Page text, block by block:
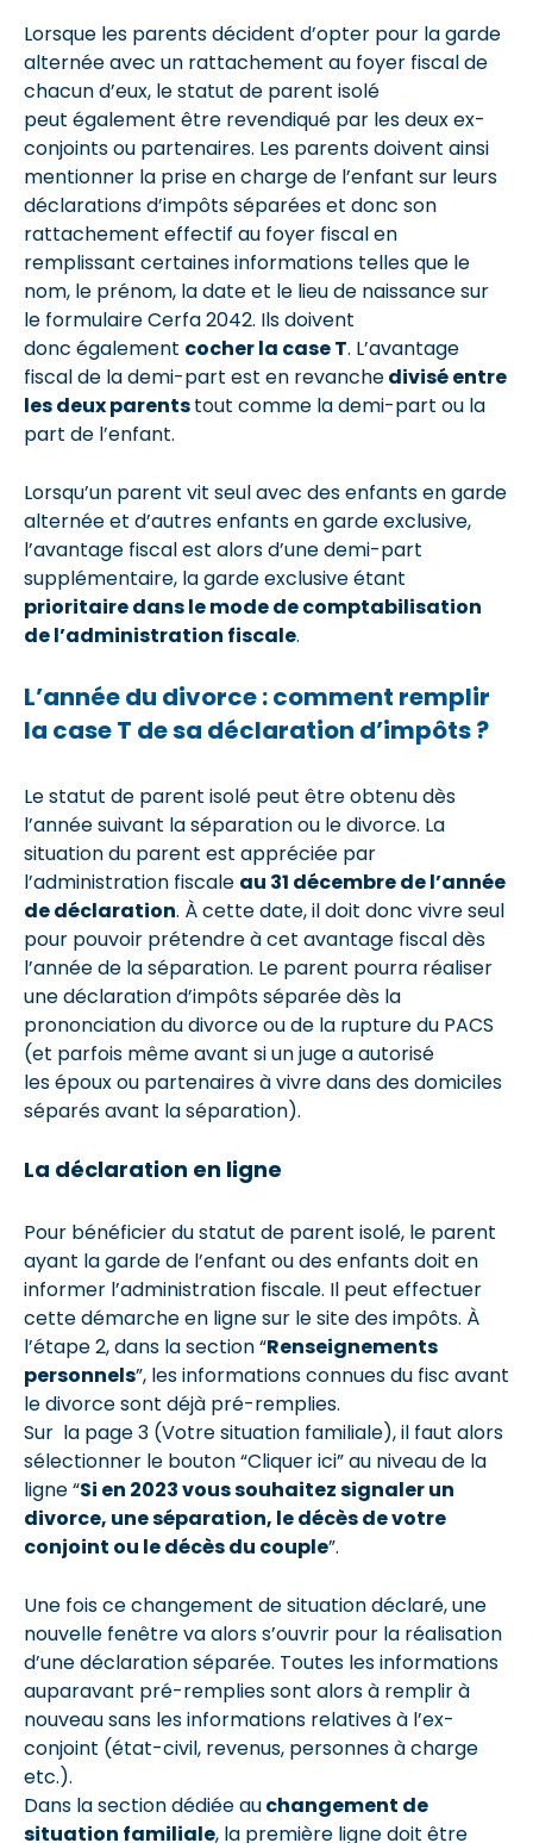
Lorsque les parents décident d’opter pour la garde
alternée avec un rattachement au foyer fiscal de
chacun d’eux, le statut de parent isolé
peut également être revendiqué par les deux ex-
conjoints ou partenaires. Les parents doivent ainsi
mentionner la prise en charge de l’enfant sur leurs
déclarations d’impôts séparées et donc son
rattachement effectif au foyer fiscal en
remplissant certaines informations telles que le
nom, le prénom, la date et le lieu de naissance sur
le formulaire Cerfa 2042. Ils doivent
donc également cocher la case T. L’avantage
fiscal de la demi-part est en revanchedivisé entre
les deux parentstout comme la demi-part ou la
part de l’enfant.
Lorsqu’un parent vit seul avec des enfants en garde
alternée et d’autres enfants en garde exclusive,
l’avantage fiscal est alors d’une demi-part
supplémentaire, la garde exclusive étant
prioritaire dans le mode de comptabilisation
de l’administration fiscale.
L’année du divorce : comment remplir
la case T de sa déclaration d’impôts ?
Le statut de parent isolé peut être obtenu dès
l’année suivant la séparation ou le divorce. La
situation du parent est appréciée par
l’administration fiscale au 31 décembre de l’année
de déclaration. À cette date, il doit donc vivre seul
pour pouvoir prétendre à cet avantage fiscal dès
l’année de la séparation. Le parent pourra réaliser
une déclaration d’impôts séparée dès la
prononciation du divorce ou de la rupture du PACS
(et parfois même avant si un juge a autorisé
les époux ou partenaires à vivre dans des domiciles
séparés avant la séparation).
La déclaration en ligne
Pour bénéficier du statut de parent isolé, le parent
ayant la garde de l’enfant ou des enfants doit en
informer l’administration fiscale. Il peut effectuer
cette démarche en ligne sur le site des impôts. À
l’étape 2, dans la section “Renseignements
personnels”, les informations connues du fisc avant
le divorce sont déjà pré-remplies.
Sur la page 3 (Votre situation familiale), il faut alors
sélectionner le bouton “Cliquer ici” au niveau de la
ligne “Si en 2023 vous souhaitez signaler un
divorce, une séparation, le décès de votre
conjoint ou le décès du couple”.
Une fois ce changement de situation déclaré, une
nouvelle fenêtre va alors s’ouvrir pour la réalisation
d’une déclaration séparée. Toutes les informations
auparavant pré-remplies sont alors à remplir à
nouveau sans les informations relatives à l’ex-
conjoint (état-civil, revenus, personnes à charge
etc.).
Dans la section dédiée auchangement de
situation familiale, la première ligne doit être